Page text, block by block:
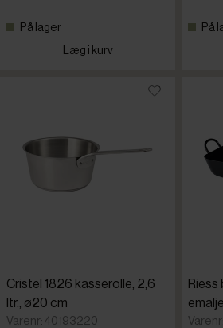
På lager
Læg i kurv
På
Cristel 1826 kasserolle, 2,6
ltr., ø20 cm
Varenr: 40193220
Riess